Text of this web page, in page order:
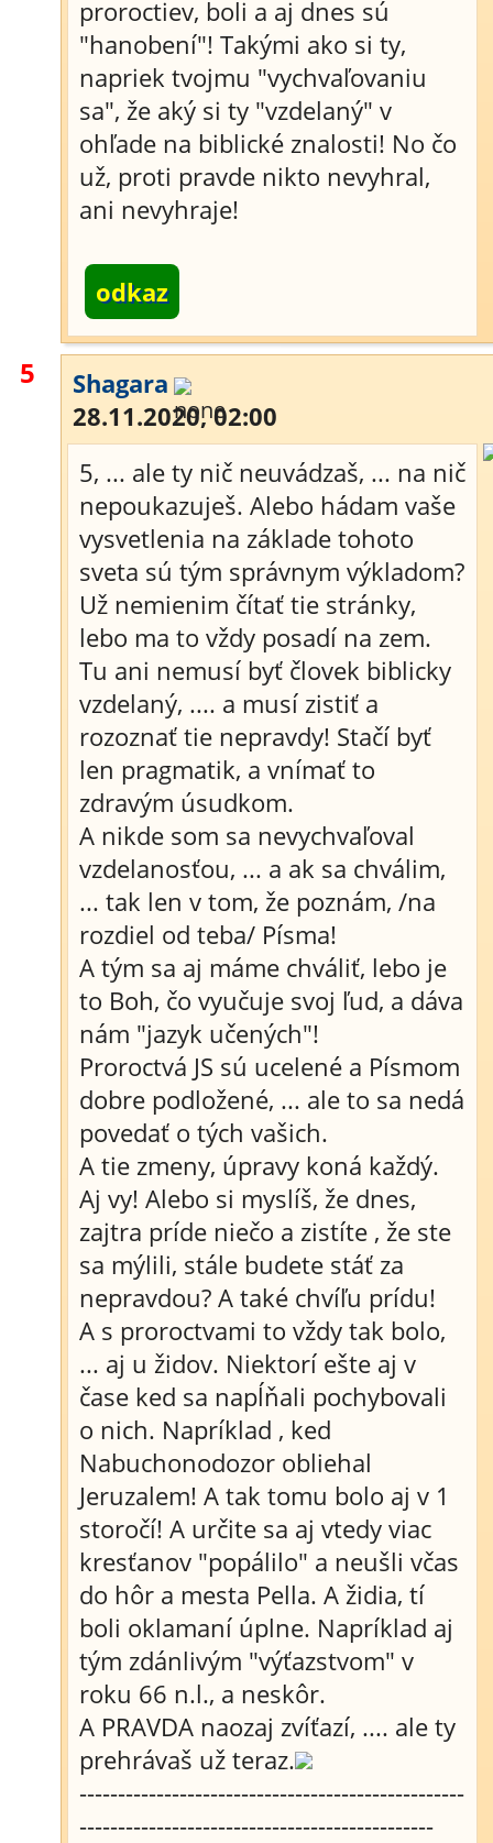
proroctiev, boli a aj dnes sú
"hanobení"! Takými ako si ty,
napriek tvojmu "vychvaľovaniu
sa", že aký si ty "vzdelaný" v
ohľade na biblické znalosti! No čo
už, proti pravde nikto nevyhral,
ani nevyhraje!
odkaz
5
Shagara
28.11.2020, 02:00
5, ... ale ty nič neuvádzaš, ... na nič
nepoukazuješ. Alebo hádam vaše
vysvetlenia na základe tohoto
sveta sú tým správnym výkladom?
Už nemienim čítať tie stránky,
lebo ma to vždy posadí na zem.
Tu ani nemusí byť človek biblicky
vzdelaný, .... a musí zistiť a
rozoznať tie nepravdy! Stačí byť
len pragmatik, a vnímať to
zdravým úsudkom.
A nikde som sa nevychvaľoval
vzdelanosťou, ... a ak sa chválim,
... tak len v tom, že poznám, /na
rozdiel od teba/ Písma!
A tým sa aj máme chváliť, lebo je
to Boh, čo vyučuje svoj ľud, a dáva
nám "jazyk učených"!
Proroctvá JS sú ucelené a Písmom
dobre podložené, ... ale to sa nedá
povedať o tých vašich.
A tie zmeny, úpravy koná každý.
Aj vy! Alebo si myslíš, že dnes,
zajtra príde niečo a zistíte , že ste
sa mýlili, stále budete stáť za
nepravdou? A také chvíľu prídu!
A s proroctvami to vždy tak bolo,
... aj u židov. Niektorí ešte aj v
čase ked sa napĺňali pochybovali
o nich. Napríklad , ked
Nabuchonodozor obliehal
Jeruzalem! A tak tomu bolo aj v 1
storočí! A určite sa aj vtedy viac
kresťanov "popálilo" a neušli včas
do hôr a mesta Pella. A židia, tí
boli oklamaní úplne. Napríklad aj
tým zdánlivým "výťazstvom" v
roku 66 n.l., a neskôr.
A PRAVDA naozaj zvíťazí, .... ale ty
prehrávaš už teraz.
--------------------------------------------------
----------------------------------------------